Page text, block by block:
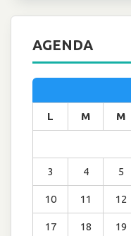
AGENDA
L M M
3 4 5
10 11 12
17 18 19